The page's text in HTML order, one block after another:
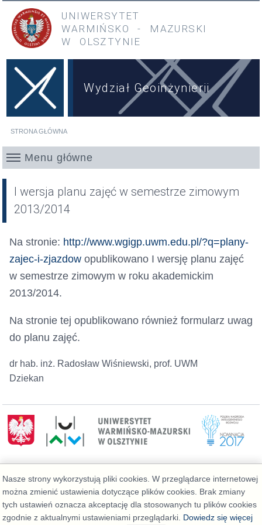
Przejdź do treści
Przejdź do menu głównego
UNIWERSYTET
WARMIŃSKO
- MAZURSKI
W OLSZTYNIE
Wydział Geoinżynierii
STRONA GŁÓWNA
Menu główne
I wersja planu zajęć w semestrze zimowym
2013/2014
Na stronie: http://www.wgigp.uwm.edu.pl/?q=plany-
zajec-i-zjazdowopublikowano I wersję planu zajęć
w semestrze zimowym w roku akademickim
2013/2014.
Na stronie tej opublikowano również formularz uwag
do planu zajęć.
dr hab. inż. Radosław Wiśniewski, prof. UWM
Dziekan
Telefon: 89 523 39 77, Administrator:
admin@geo.kortowo.pl , Informacja o plikach
cookies
Deklaracja dostępności
Nasze strony wykorzystują pliki cookies. W przeglądarce internetowej
można zmienić ustawienia dotyczące plików cookies. Brak zmiany
tych ustawień oznacza akceptację dla stosowanych tu plików cookies
zgodnie z aktualnymi ustawieniami przeglądarki. Dowiedz się więcej